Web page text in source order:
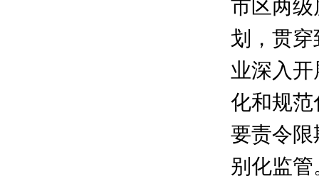
市区两
划，贯
业深入
化和规
要责令
别化监管